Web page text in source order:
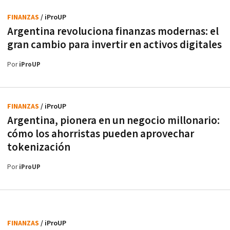
Argentina revoluciona finanzas modernas: el
gran cambio para invertir en activos digitales
FINANZAS / iProUP
PoriProUP
Argentina, pionera en un negocio millonario:
cómo los ahorristas pueden aprovechar
tokenización
FINANZAS / iProUP
PoriProUP
FINANZAS / iProUP